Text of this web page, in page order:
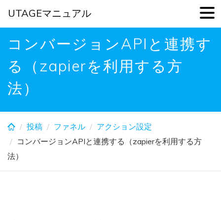
Skip
content
コンバージョンAPIと連携す
る（zapierを利用する方
法）
投稿 ファネル
アクション設定
コンバージョンAPIと連携する（zapierを利用する方
法）
UTAGEマニュアル